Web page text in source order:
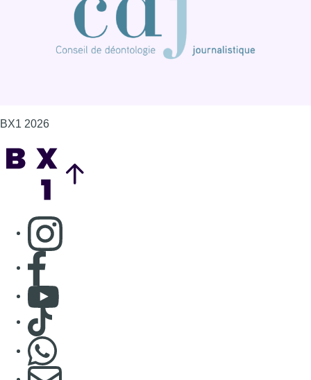
BX1 2026
Consulter page Instagram
Consulter page Facebook
Consulter Youtube
Consulter TikTok
S'abonner à notre newsletter